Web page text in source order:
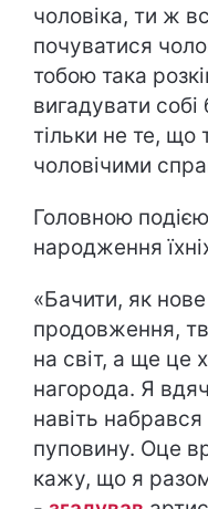
чоловіка, ти ж
почуватися
тобою така
вигадувати
тільки не те, що
чоловічими
Головною
народження
«Бачити, як
продовження,
на світ, а ще це
нагорода. Я
навіть набрався
пуповину. Оце
кажу, що я